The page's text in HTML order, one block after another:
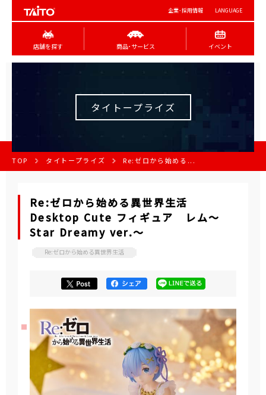
企業･採用情報 LANGUAGE
店舗を探す 商品･サービス イベント
タイトープライズ
TOP タイトープライズ Re:ゼロから始める...
Re:ゼロから始める異世界生活
Desktop Cute フィギュア レム～
Star Dreamy ver.～
Re:ゼロから始める異世界生活